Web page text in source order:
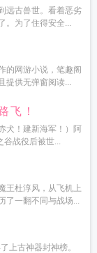
远古兽世。看着恶劣
。为了住得安全...
的网游小说，笔趣阁
提供无弹窗阅读...
飞！
犬！建新海军！）阿
谷战役后被世...
王杜淳风，从飞机上
了一翻不同与战场...
上古神器封神榜。